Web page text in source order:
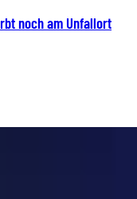
noch am Unfallort